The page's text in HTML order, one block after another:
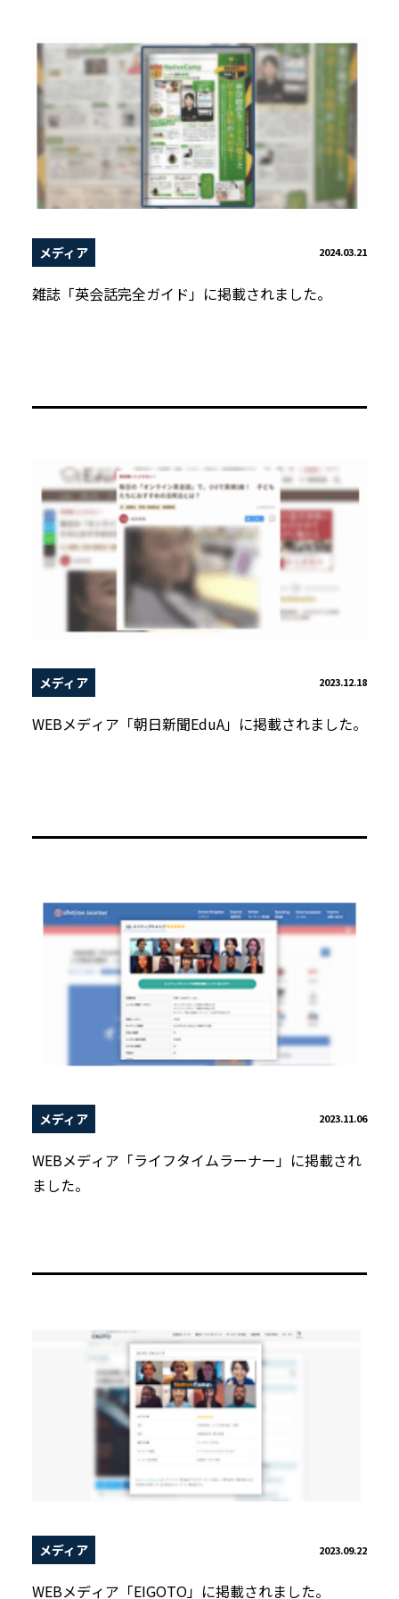
メディア 2024.03.21
雑誌「英会話完全ガイド」に掲載されました。
メディア 2023.12.18
WEBメディア「朝日新聞EduA」に掲載されました。
メディア 2023.11.06
WEBメディア「ライフタイムラーナー」に掲載され
ました。
メディア 2023.09.22
WEBメディア「EIGOTO」に掲載されました。